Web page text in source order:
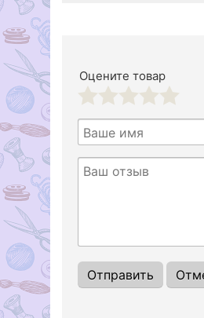
Оцените товар